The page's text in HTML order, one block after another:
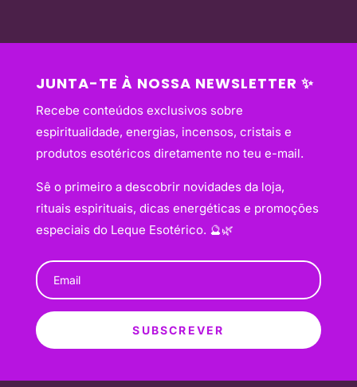
JUNTA-TE À NOSSA NEWSLETTER ✨
Recebe conteúdos exclusivos sobre
espiritualidade, energias, incensos, cristais e
produtos esotéricos diretamente no teu e-mail.
Sê o primeiro a descobrir novidades da loja,
rituais espirituais, dicas energéticas e promoções
especiais do Leque Esotérico. 🔮🌿
SUBSCREVER